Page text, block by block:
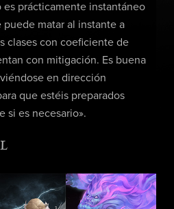
prácticamente instantáneo
matar al instante a
clases con coeficiente de
con mitigación. Es buena
en dirección
que estéis preparados
si es necesario».